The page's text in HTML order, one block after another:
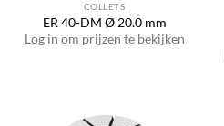
COLLETS
ER 40-DM Ø 20.0 mm
Log in om prijzen te bekijken